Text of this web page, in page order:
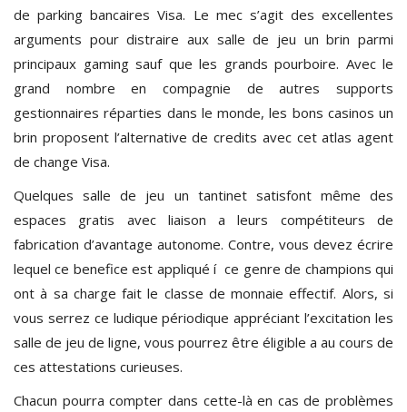
de parking bancaires Visa. Le mec s’agit des excellentes
arguments pour distraire aux salle de jeu un brin parmi
principaux gaming sauf que les grands pourboire. Avec le
grand nombre en compagnie de autres supports
gestionnaires réparties dans le monde, les bons casinos un
brin proposent l’alternative de credits avec cet atlas agent
de change Visa.
Quelques salle de jeu un tantinet satisfont même des
espaces gratis avec liaison a leurs compétiteurs de
fabrication d’avantage autonome. Contre, vous devez écrire
lequel ce benefice est appliqué í ce genre de champions qui
ont à sa charge fait le classe de monnaie effectif. Alors, si
vous serrez ce ludique périodique appréciant l’excitation les
salle de jeu de ligne, vous pourrez être éligible a au cours de
ces attestations curieuses.
Chacun pourra compter dans cette-là en cas de problèmes